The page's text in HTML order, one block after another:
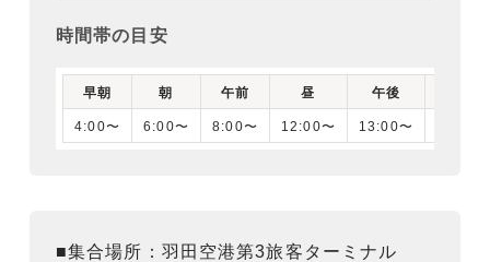
時間帯の目安
早朝 朝 午前 昼 午後
4:00〜 6:00〜 8:00〜 12:00〜 13:00〜
■集合場所：羽田空港第3旅客ターミナル